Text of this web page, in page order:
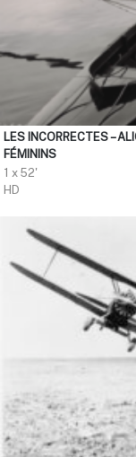
LES INCORRECTES –
FÉMININS
1 x 52'
HD